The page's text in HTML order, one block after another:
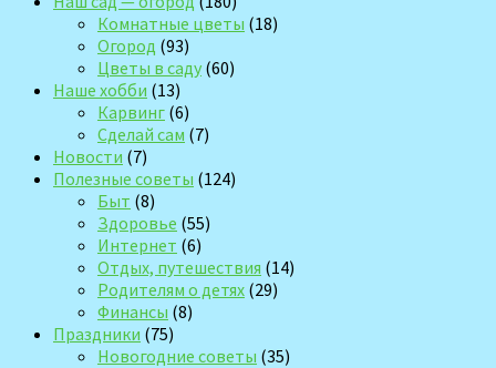
Комнатные цветы (18)
Огород (93)
Цветы в саду (60)
Наше хобби (13)
Карвинг (6)
Сделай сам (7)
Новости (7)
Полезные советы (124)
Быт (8)
Здоровье (55)
Интернет (6)
Отдых, путешествия (14)
Родителям о детях (29)
Финансы (8)
Праздники (75)
Новогодние советы (35)